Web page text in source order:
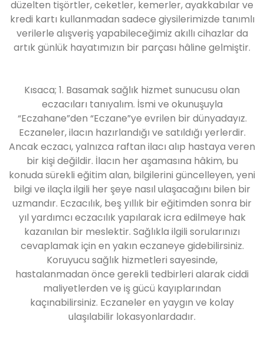
düzelten tişörtler, ceketler, kemerler, ayakkabılar ve
kredi kartı kullanmadan sadece giysilerimizde tanımlı
verilerle alışveriş yapabileceğimiz akıllı cihazlar da
artık günlük hayatımızın bir parçası hâline gelmiştir.
Kısaca; 1. Basamak sağlık hizmet sunucusu olan
eczacıları tanıyalım. İsmi ve okunuşuyla
“Eczahane”den “Eczane”ye evrilen bir dünyadayız.
Eczaneler, ilacın hazırlandığı ve satıldığı yerlerdir.
Ancak eczacı, yalnızca raftan ilacı alıp hastaya veren
bir kişi değildir. İlacın her aşamasına hâkim, bu
konuda sürekli eğitim alan, bilgilerini güncelleyen, yeni
bilgi ve ilaçla ilgili her şeye nasıl ulaşacağını bilen bir
uzmandır. Eczacılık, beş yıllık bir eğitimden sonra bir
yıl yardımcı eczacılık yapılarak icra edilmeye hak
kazanılan bir meslektir. Sağlıkla ilgili sorularınızı
cevaplamak için en yakın eczaneye gidebilirsiniz.
Koruyucu sağlık hizmetleri sayesinde,
hastalanmadan önce gerekli tedbirleri alarak ciddi
maliyetlerden ve iş gücü kayıplarından
kaçınabilirsiniz. Eczaneler en yaygın ve kolay
ulaşılabilir lokasyonlardadır.